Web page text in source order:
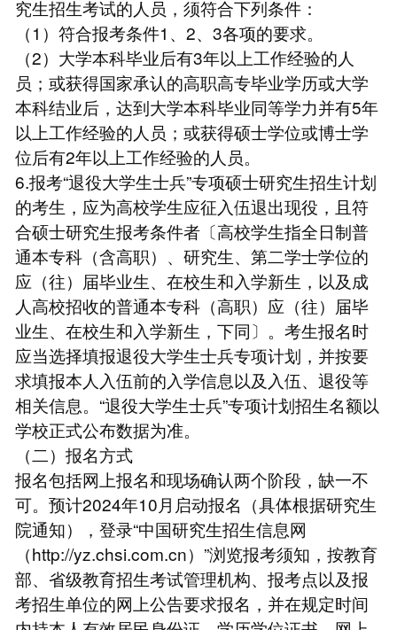
究生招生考试的人员，须符合下列条件：
（1）符合报考条件1、2、3各项的要求。
（2）大学本科毕业后有3年以上工作经验的人
员；或获得国家承认的高职高专毕业学历或大学
本科结业后，达到大学本科毕业同等学力并有5年
以上工作经验的人员；或获得硕士学位或博士学
位后有2年以上工作经验的人员。
6.报考“退役大学生士兵”专项硕士研究生招生计划
的考生，应为高校学生应征入伍退出现役，且符
合硕士研究生报考条件者〔高校学生指全日制普
通本专科（含高职）、研究生、第二学士学位的
应（往）届毕业生、在校生和入学新生，以及成
人高校招收的普通本专科（高职）应（往）届毕
业生、在校生和入学新生，下同〕。考生报名时
应当选择填报退役大学生士兵专项计划，并按要
求填报本人入伍前的入学信息以及入伍、退役等
相关信息。“退役大学生士兵”专项计划招生名额以
学校正式公布数据为准。
（二）报名方式
报名包括网上报名和现场确认两个阶段，缺一不
可。预计2024年10月启动报名（具体根据研究生
院通知），登录“中国研究生招生信息网
（http://yz.chsi.com.cn）”浏览报考须知，按教育
部、省级教育招生考试管理机构、报考点以及报
考招生单位的网上公告要求报名，并在规定时间